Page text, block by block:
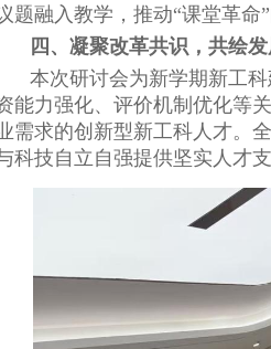
题融入教学，推动“课堂革命
四、凝聚改革共识，共绘发
本次研讨会为新学期新工
能力强化、评价机制优化等
需求的创新型新工科人才。
科技自立自强提供坚实人才支